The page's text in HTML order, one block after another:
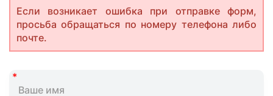
Если возникает ошибка при отправке форм,
просьба обращаться по номеру телефона либо
почте.